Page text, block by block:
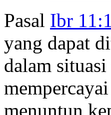
Pasal Ibr
yang dapat
dalam
menuntun